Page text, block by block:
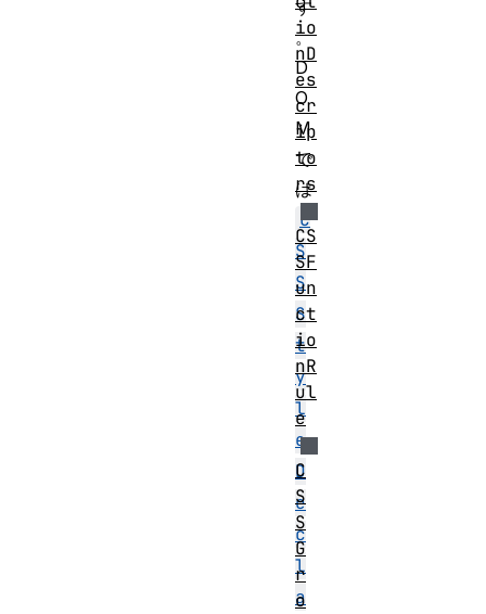
す
。
D
O
M
で
は
C
S
S
S
t
y
l
e
D
e
c
l
a
io
nD
es
cr
ip
to
rs
CS
SF
un
ct
io
nR
ul
e
C
S
S
G
r
o